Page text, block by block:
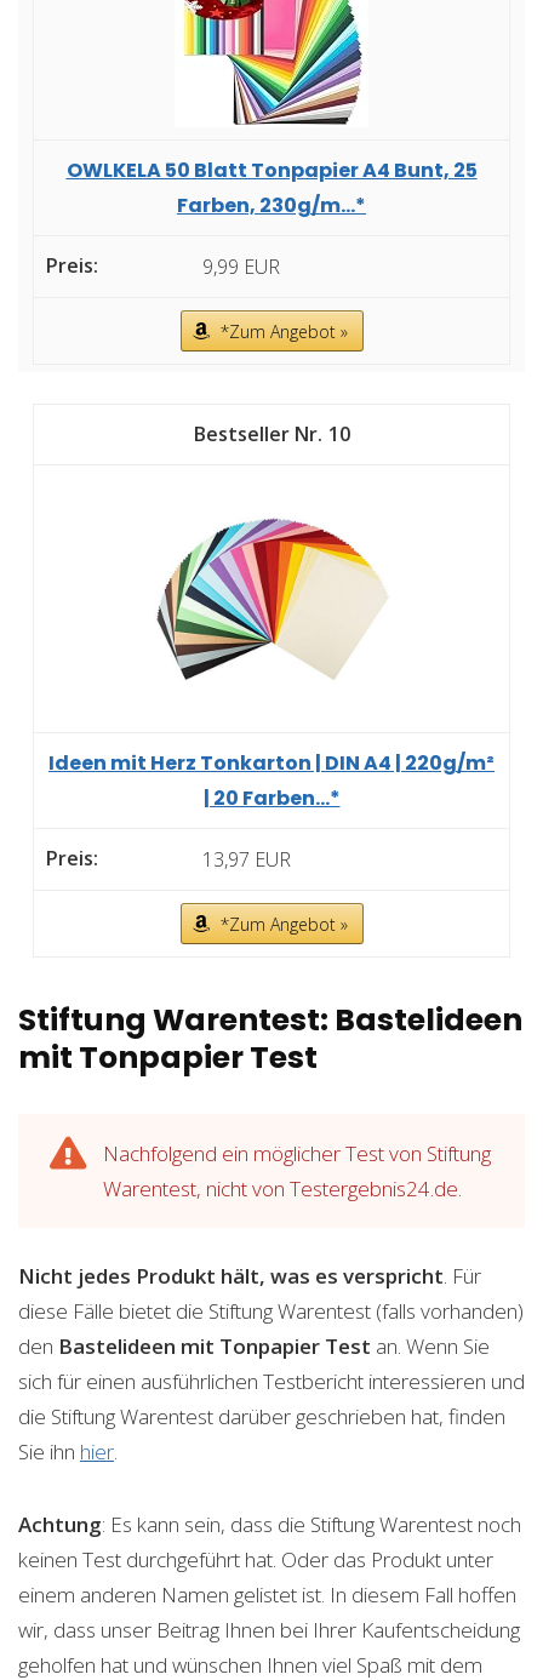
OWLKELA 50 Blatt Tonpapier A4 Bunt, 25
Farben, 230g/m...*
9,99 EUR
*Zum Angebot »
10
Ideen mit Herz Tonkarton | DIN A4 | 220g/m²
| 20 Farben...*
13,97 EUR
*Zum Angebot »
Stiftung Warentest: Bastelideen
mit Tonpapier Test
Nachfolgend ein möglicher Test von Stiftung
Warentest, nicht von Testergebnis24.de.
Nicht jedes Produkt hält, was es verspricht. Für
diese Fälle bietet die Stiftung Warentest (falls vorhanden)
den Bastelideen mit Tonpapier Test an. Wenn Sie
sich für einen ausführlichen Testbericht interessieren und
die Stiftung Warentest darüber geschrieben hat, finden
Sie ihn hier.
Achtung: Es kann sein, dass die Stiftung Warentest noch
keinen Test durchgeführt hat. Oder das Produkt unter
einem anderen Namen gelistet ist. In diesem Fall hoffen
wir, dass unser Beitrag Ihnen bei Ihrer Kaufentscheidung
geholfen hat und wünschen Ihnen viel Spaß mit dem